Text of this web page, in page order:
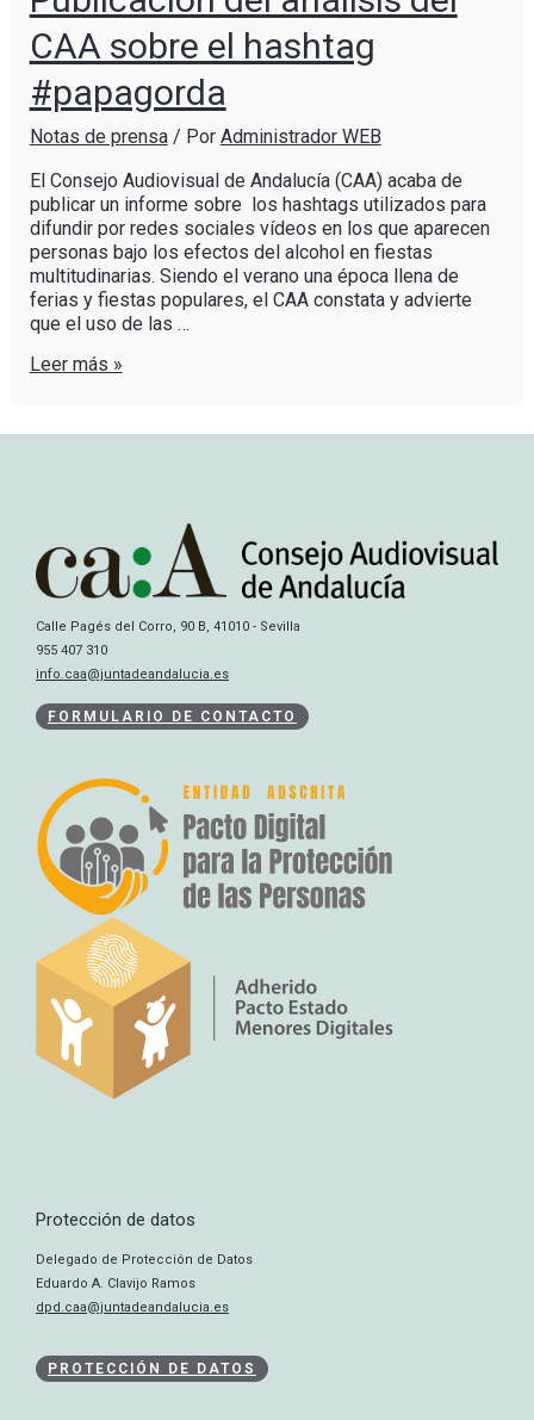
CAA sobre el hashtag
#papagorda
Notas de prensa/ Por Administrador WEB
El Consejo Audiovisual de Andalucía (CAA) acaba de
publicar un informe sobre los hashtags utilizados para
difundir por redes sociales vídeos en los que aparecen
personas bajo los efectos del alcohol en fiestas
multitudinarias. Siendo el verano una época llena de
ferias y fiestas populares, el CAA constata y advierte
que el uso de las …
Leer más »
Calle Pagés del Corro, 90 B, 41010 - Sevilla
955 407 310
info.caa@juntadeandalucia.es
FORMULARIO DE CONTACTO
Protección de datos
Delegado de Protección de Datos
Eduardo A. Clavijo Ramos
dpd.caa@juntadeandalucia.es
PROTECCIÓN DE DATOS